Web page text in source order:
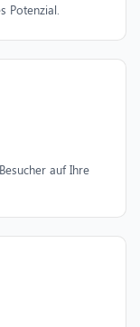
Potenzial.
auf Ihre